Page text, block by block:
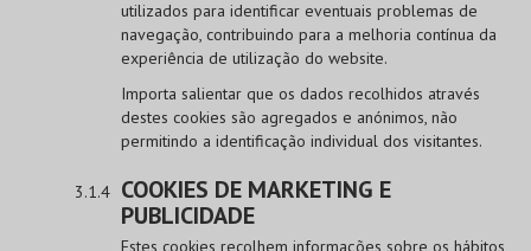
utilizados para identificar eventuais problemas de
navegação, contribuindo para a melhoria contínua da
experiência de utilização do website.
Importa salientar que os dados recolhidos através
destes cookies são agregados e anónimos, não
permitindo a identificação individual dos visitantes.
COOKIES DE MARKETING E
PUBLICIDADE
Estes cookies recolhem informações sobre os hábitos